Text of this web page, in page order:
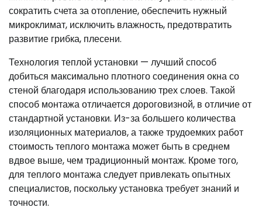
сократить счета за отопление, обеспечить нужный
микроклимат, исключить влажность, предотвратить
развитие грибка, плесени.
Технология теплой установки — лучший способ
добиться максимально плотного соединения окна со
стеной благодаря использованию трех слоев. Такой
способ монтажа отличается дороговизной, в отличие от
стандартной установки. Из-за большего количества
изоляционных материалов, а также трудоемких работ
стоимость теплого монтажа может быть в среднем
вдвое выше, чем традиционный монтаж. Кроме того,
для теплого монтажа следует привлекать опытных
специалистов, поскольку установка требует знаний и
точности.